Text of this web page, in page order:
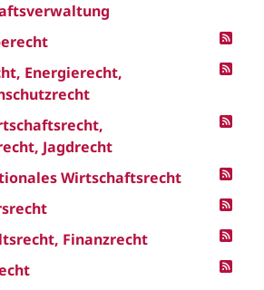
Energierecht,
Jagdrecht
Wirtschaftsrecht
Finanzrecht